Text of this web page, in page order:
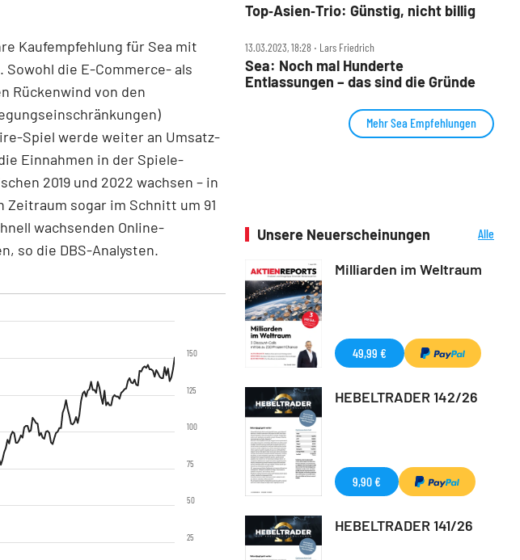
Kaufempfehlung für Sea mit
Sowohl die E-Commerce- als
Rückenwind von den
Spiel werde weiter an Umsatz-
Einnahmen in der Spiele-
2019 und 2022 wachsen – in
sogar im Schnitt um 91
wachsenden Online-
so die DBS-Analysten.
25
50
75
100
125
150
Top‑Asien‑Trio: Günstig, nicht billig
13.03.2023, 18:28 ‧ Lars Friedrich
Sea: Noch mal Hunderte
Entlassungen – das sind die Gründe
Mehr Sea Empfehlungen
Unsere Neuerscheinungen
Alle
Milliarden im Weltraum
49,99 €
HEBELTRADER 142/26
9,90 €
HEBELTRADER 141/26